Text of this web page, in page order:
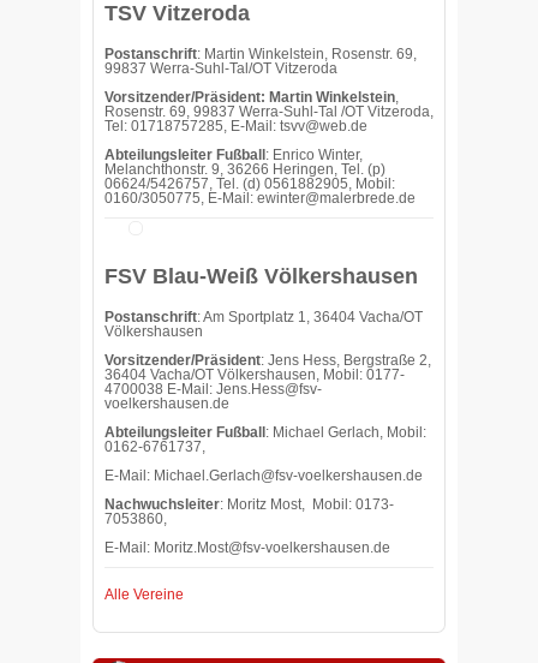
TSV Vitzeroda
Postanschrift: Martin Winkelstein, Rosenstr. 69,
99837 Werra-Suhl-Tal/OT Vitzeroda
Vorsitzender/Präsident: Martin Winkelstein,
Rosenstr. 69, 99837 Werra-Suhl-Tal /OT Vitzeroda,
Tel: 01718757285, E-Mail: tsvv@web.de
Abteilungsleiter Fußball : Enrico Winter,
Melanchthonstr. 9, 36266 Heringen, Tel. (p)
06624/5426757, Tel. (d) 0561882905, Mobil:
0160/3050775, E-Mail: ewinter@malerbrede.de
FSV Blau-Weiß Völkershausen
Postanschrift: Am Sportplatz 1, 36404 Vacha/OT
Völkershausen
Vorsitzender/Präsident: Jens Hess, Bergstraße 2,
36404 Vacha/OT Völkershausen, Mobil: 0177-
4700038 E-Mail: Jens.Hess@fsv-
voelkershausen.de
Abteilungsleiter Fußball : Michael Gerlach, Mobil:
0162-6761737,
E-Mail: Michael.Gerlach@fsv-voelkershausen.de
Nachwuchsleiter: Moritz Most, Mobil: 0173-
7053860,
E-Mail: Moritz.Most@fsv-voelkershausen.de
Alle Vereine